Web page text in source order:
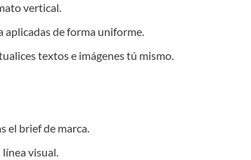
vertical.
aplicadas de forma uniforme.
textos e imágenes tú mismo.
el brief de marca.
visual.